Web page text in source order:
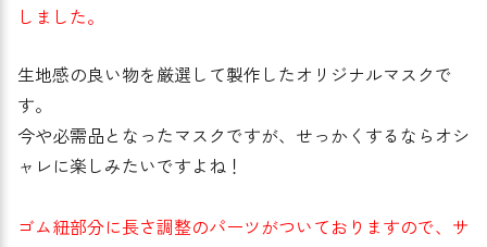
しました。
生地感の良い物を厳選して製作したオリジナルマスクで
す。
今や必需品となったマスクですが、せっかくするならオシ
ャレに楽しみたいですよね！
ゴム紐部分に長さ調整のパーツがついておりますので、サ